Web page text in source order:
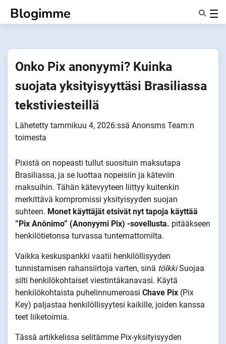
sisältöön
Blogimme
Tietoa Meistä
Onko Pix anonyymi? Kuinka
suojata yksityisyyttäsi Brasiliassa
tekstiviesteillä
Lähetetty tammikuu 4, 2026:ssä Anonsms Team:n
toimesta
Pixistä on nopeasti tullut suosituin maksutapa
Brasiliassa, ja se luottaa nopeisiin ja käteviin
maksuihin. Tähän kätevyyteen liittyy kuitenkin
merkittävä kompromissi yksityisyyden suojan
suhteen. Monet käyttäjät etsivät nyt tapoja käyttää
”Pix Anônimo” (Anonyymi Pix) -sovellusta. pitääkseen
henkilötietonsa turvassa tuntemattomilta.
Vaikka keskuspankki vaatii henkilöllisyyden
tunnistamisen rahansiirtoja varten, sinä tölkkiSuojaa
silti henkilökohtaiset viestintäkanavasi. Käytä
henkilökohtaista puhelinnumeroasi Chave Pix (Pix
Key) paljastaa henkilöllisyytesi kaikille, joiden kanssa
teet liiketoimia.
Tässä artikkelissa selitämme Pix-yksityisyyden